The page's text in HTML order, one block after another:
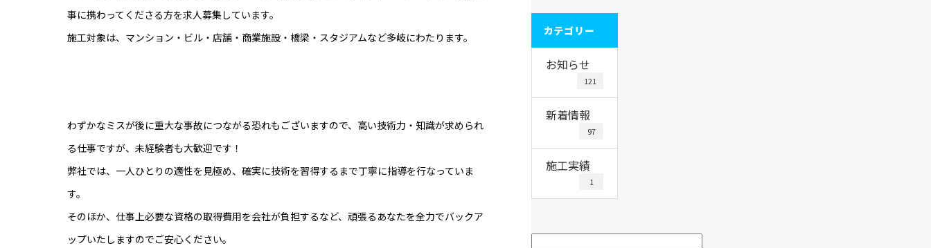
事に携わってくださる方を求人募集しています。
施工対象は、マンション・ビル・店舗・商業施設・橋梁・スタジアムなど多岐にわたります。
わずかなミスが後に重大な事故につながる恐れもございますので、高い技術力・知識が求められ
る仕事ですが、未経験者も大歓迎です！
弊社では、一人ひとりの適性を見極め、確実に技術を習得するまで丁寧に指導を行なっていま
す。
そのほか、仕事上必要な資格の取得費用を会社が負担するなど、頑張るあなたを全力でバックア
ップいたしますのでご安心ください。
カテゴリー
お知らせ
121
新着情報
97
施工実績
1